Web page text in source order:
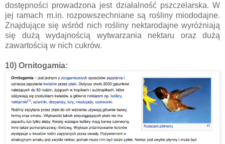
dostępności prowadzona jest działalność pszczelarska. W
jej ramach m.in. rozpowszechniane są rośliny miododajne.
Znajdujące się wśród nich rośliny nektarodajne wyróżniają
się dużą wydajnością wytwarzania nektaru oraz dużą
zawartością w nich cukrów.
10) Ornitogamia: